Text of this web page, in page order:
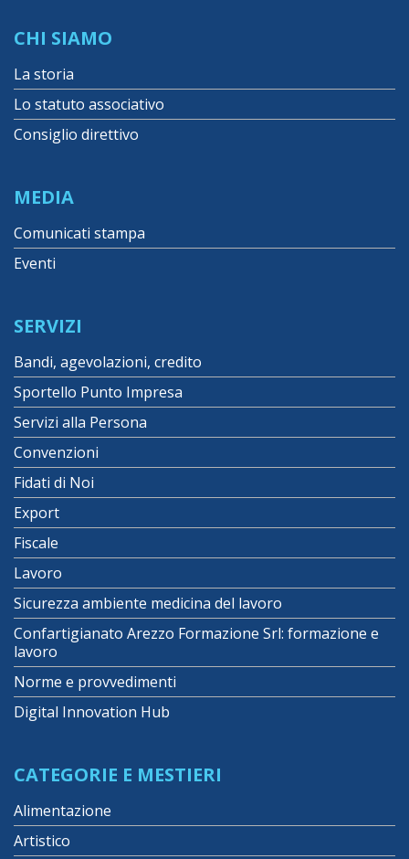
CHI SIAMO
La storia
Lo statuto associativo
Consiglio direttivo
MEDIA
Comunicati stampa
Eventi
SERVIZI
Bandi, agevolazioni, credito
Sportello Punto Impresa
Servizi alla Persona
Convenzioni
Fidati di Noi
Export
Fiscale
Lavoro
Sicurezza ambiente medicina del lavoro
Confartigianato Arezzo Formazione Srl: formazione e
lavoro
Norme e provvedimenti
Digital Innovation Hub
CATEGORIE E MESTIERI
Alimentazione
Artistico